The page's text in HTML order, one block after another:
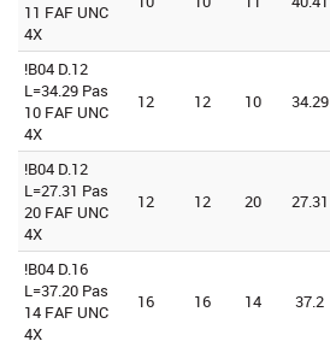
11 FAF UNC
4X
!B04 D.12
L=34.29 Pas
10 FAF UNC
4X
12 12 10 34.29
!B04 D.12
L=27.31 Pas
20 FAF UNC
4X
12 12 20 27.31
!B04 D.16
L=37.20 Pas
14 FAF UNC
4X
16 16 14 37.2